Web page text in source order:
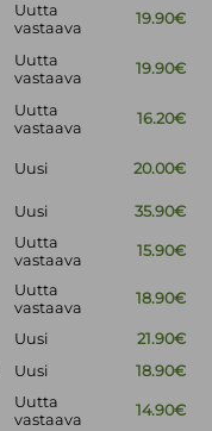
Uutta
vastaava
19.90€
Uutta
vastaava
19.90€
Uutta
vastaava
16.20€
Uusi 20.00€
Uusi 35.90€
Uutta
vastaava
15.90€
Uutta
vastaava
18.90€
Uusi
21.90€
Uusi 18.90€
Uutta
vastaava
14.90€